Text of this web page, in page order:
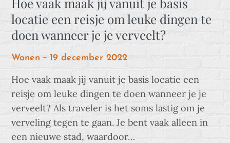
locatie een reisje om leuke dingen te
doen wanneer je je verveelt?
Wonen
Posted
19 december 2022
Hoe vaak maak jij vanuit je basis locatie een
reisje om leuke dingen te doen wanneer je je
verveelt? Als traveler is het soms lastig om je
verveling tegen te gaan. Je bent vaak alleen in
een nieuwe stad, waardoor…